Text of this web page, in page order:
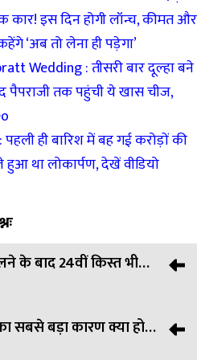
कार! इस दिन होगी लॉन्च, कीमत और
‘अब तो लेना ही पड़ेगा’
Wedding : तीसरी बार दूल्हा बने
पैपराजी तक पहुंची ये खास चीज,
ही बारिश में बह गई करोड़ों की
था लोकार्पण, देखें वीडियो
के बाद 24वीं किस्त भी
जब सभी जरूरी नियम और
सबसे बड़ा कारण क्या हो